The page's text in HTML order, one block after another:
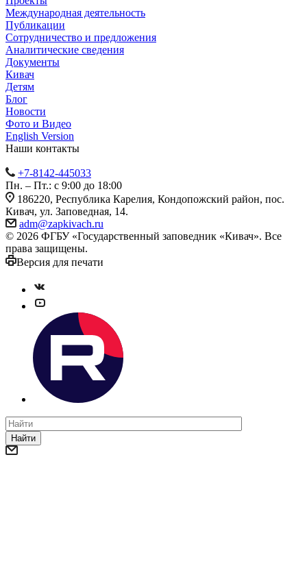
Международная деятельность
Публикации
Сотрудничество и предложения
Аналитические сведения
Документы
Кивач
Детям
Блог
Новости
Фото и Видео
English Version
Наши контакты
+7-8142-445033
Пн. – Пт.: с 9:00 до 18:00
186220, Республика Карелия, Кондопожский район, пос.
Кивач, ул. Заповедная, 14.
adm@zapkivach.ru
© 2026 ФГБУ «Государственный заповедник «Кивач». Все
права защищены.
Версия для печати
Найти